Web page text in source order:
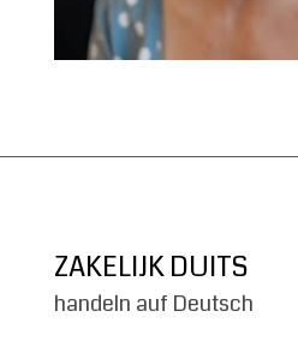
ZAKELIJK DUITS
handeln auf Deutsch